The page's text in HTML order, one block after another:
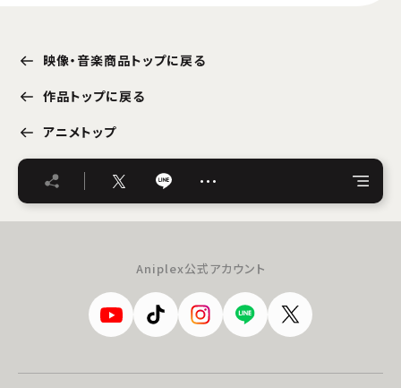
映像・音楽商品トップに戻る
作品トップに戻る
アニメトップ
…
Aniplex公式アカウント